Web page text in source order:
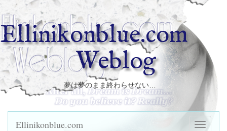
Ellinikonblue.com
Weblog
夢は夢のまま終わらせない…
Ellinikonblue.com